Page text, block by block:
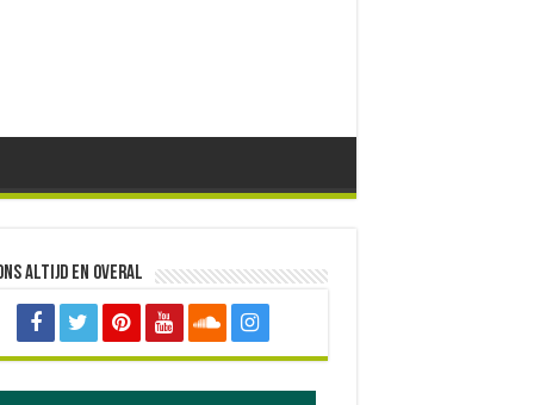
altijd en overal